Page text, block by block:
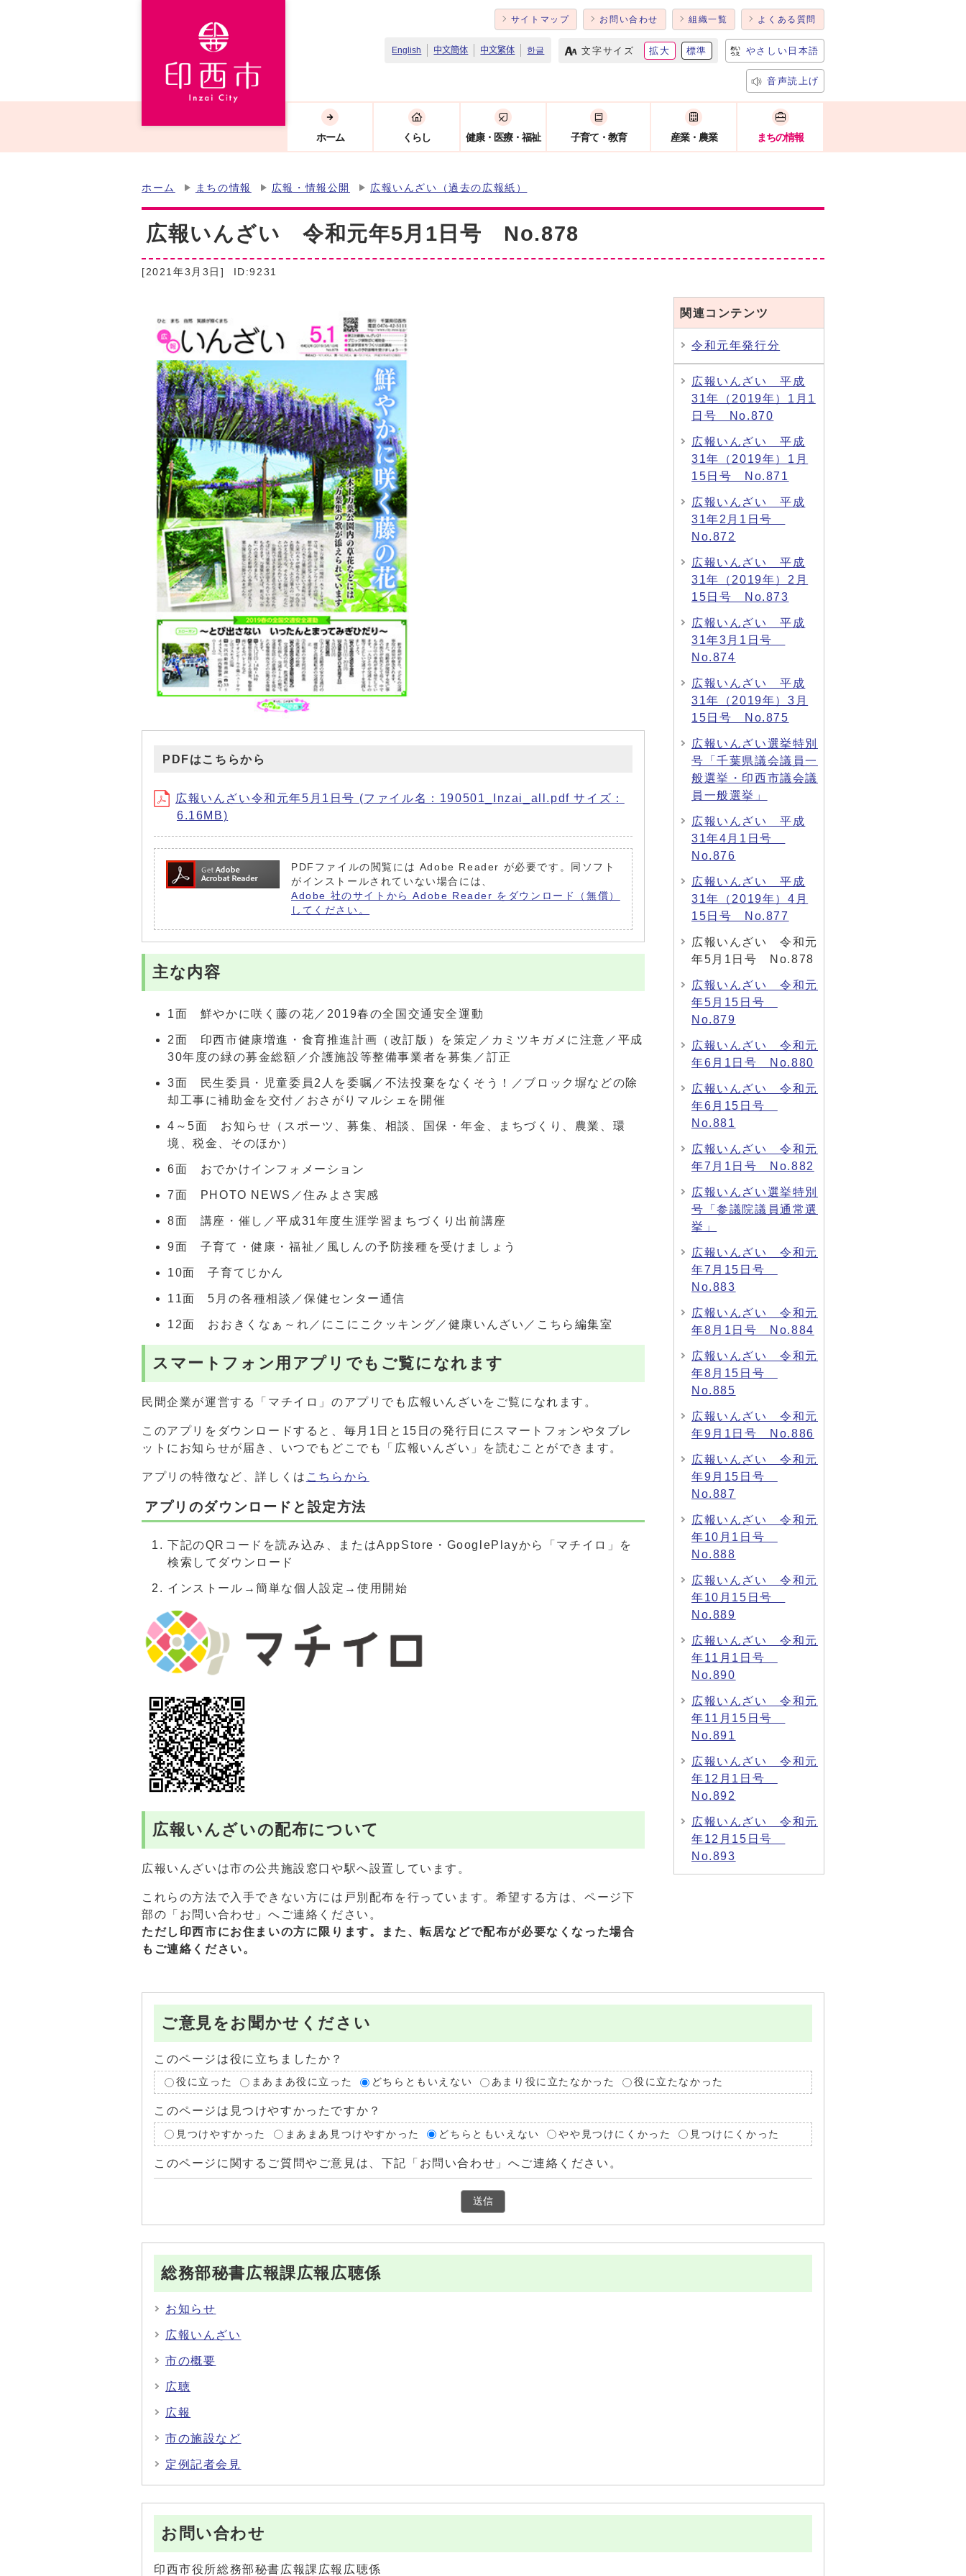
サイトマップ お問い合わせ 組織一覧 よくある質問
English 中文簡体 中文繁体 한글 文字サイズ 拡大 標準 やさしい日本語
音声読上げ
ホーム くらし 健康・医療・福祉 子育て・教育 産業・農業 まちの情報
ホーム まちの情報 広報・情報公開 広報いんざい（過去の広報紙）
広報いんざい 令和元年5月1日号 No.878
[2021年3月3日] ID:9231
PDFはこちらから
広報いんざい令和元年5月1日号 (ファイル名：190501_Inzai_all.pdf サイズ：
6.16MB)
PDFファイルの閲覧には Adobe Reader が必要です。同ソフト
がインストールされていない場合には、
Adobe 社のサイトから Adobe Reader をダウンロード（無償）
してください。
主な内容
1面 鮮やかに咲く藤の花／2019春の全国交通安全運動
2面 印西市健康増進・食育推進計画（改訂版）を策定／カミツキガメに注意／平成
30年度の緑の募金総額／介護施設等整備事業者を募集／訂正
3面 民生委員・児童委員2人を委嘱／不法投棄をなくそう！／ブロック塀などの除
却工事に補助金を交付／おさがりマルシェを開催
4～5面 お知らせ（スポーツ、募集、相談、国保・年金、まちづくり、農業、環
境、税金、そのほか）
6面 おでかけインフォメーション
7面 PHOTO NEWS／住みよさ実感
8面 講座・催し／平成31年度生涯学習まちづくり出前講座
9面 子育て・健康・福祉／風しんの予防接種を受けましょう
10面 子育てじかん
11面 5月の各種相談／保健センター通信
12面 おおきくなぁ～れ／にこにこクッキング／健康いんざい／こちら編集室
スマートフォン用アプリでもご覧になれます
民間企業が運営する「マチイロ」のアプリでも広報いんざいをご覧になれます。
このアプリをダウンロードすると、毎月1日と15日の発行日にスマートフォンやタブレ
ットにお知らせが届き、いつでもどこでも「広報いんざい」を読むことができます。
アプリの特徴など、詳しくは こちらから
アプリのダウンロードと設定方法
下記のQRコードを読み込み、またはAppStore・GooglePlayから「マチイロ」を
検索してダウンロード
インストール→簡単な個人設定→使用開始
広報いんざいの配布について
広報いんざいは市の公共施設窓口や駅へ設置しています。
これらの方法で入手できない方には戸別配布を行っています。希望する方は、ページ下
部の「お問い合わせ」へご連絡ください。
ただし印西市にお住まいの方に限ります。また、転居などで配布が必要なくなった場合
もご連絡ください。
関連コンテンツ
令和元年発行分
広報いんざい 平成
31年（2019年）1月1
日号 No.870
広報いんざい 平成
31年（2019年）1月
15日号 No.871
広報いんざい 平成
31年2月1日号
No.872
広報いんざい 平成
31年（2019年）2月
15日号 No.873
広報いんざい 平成
31年3月1日号
No.874
広報いんざい 平成
31年（2019年）3月
15日号 No.875
広報いんざい選挙特別
号「千葉県議会議員一
般選挙・印西市議会議
員一般選挙」
広報いんざい 平成
31年4月1日号
No.876
広報いんざい 平成
31年（2019年）4月
15日号 No.877
広報いんざい 令和元
年5月1日号 No.878
広報いんざい 令和元
年5月15日号
No.879
広報いんざい 令和元
年6月1日号 No.880
広報いんざい 令和元
年6月15日号
No.881
広報いんざい 令和元
年7月1日号 No.882
広報いんざい選挙特別
号「参議院議員通常選
挙」
広報いんざい 令和元
年7月15日号
No.883
広報いんざい 令和元
年8月1日号 No.884
広報いんざい 令和元
年8月15日号
No.885
広報いんざい 令和元
年9月1日号 No.886
広報いんざい 令和元
年9月15日号
No.887
広報いんざい 令和元
年10月1日号
No.888
広報いんざい 令和元
年10月15日号
No.889
広報いんざい 令和元
年11月1日号
No.890
広報いんざい 令和元
年11月15日号
No.891
広報いんざい 令和元
年12月1日号
No.892
広報いんざい 令和元
年12月15日号
No.893
ご意見をお聞かせください
このページは役に立ちましたか？
役に立った まあまあ役に立った どちらともいえない あまり役に立たなかった 役に立たなかった
このページは見つけやすかったですか？
見つけやすかった まあまあ見つけやすかった どちらともいえない やや見つけにくかった 見つけにくかった
このページに関するご質問やご意見は、下記「お問い合わせ」へご連絡ください。
総務部秘書広報課広報広聴係
お知らせ
広報いんざい
市の概要
広聴
広報
市の施設など
定例記者会見
お問い合わせ
印西市役所総務部秘書広報課広報広聴係